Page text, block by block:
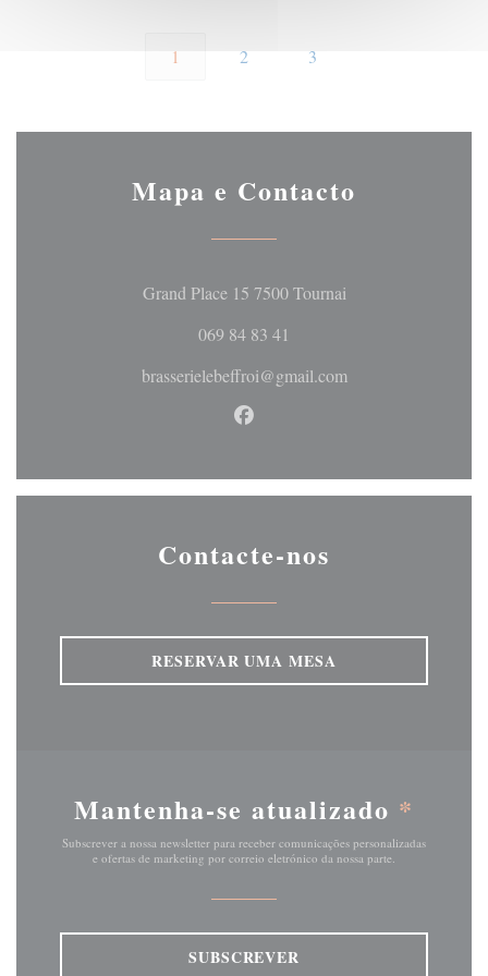
1 2 3
Mapa e Contacto
Grand Place 15 7500 Tournai((abre numa nova
069 84 83 41
brasserielebeffroi@gmail.com
Facebook ((abre numa nova
Contacte-nos
RESERVAR UMA MESA
Mantenha-se atualizado *
Subscrever a nossa newsletter para receber comunicações personalizadas
e ofertas de marketing por correio eletrónico da nossa parte.
SUBSCREVER